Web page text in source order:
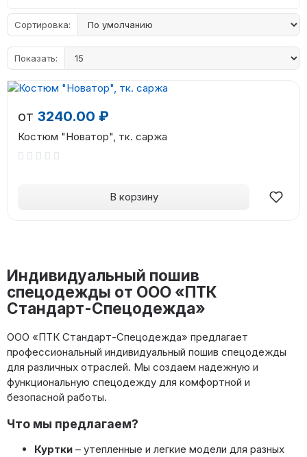
Сортировка:
Показать:
от 3240.00 ₽
Костюм "Новатор", тк. саржа
В корзину
Индивидуальный пошив
спецодежды от ООО «ПТК
Стандарт-Спецодежда»
ООО «ПТК Стандарт-Спецодежда» предлагает
профессиональный индивидуальный пошив спецодежды
для различных отраслей. Мы создаем надежную и
функциональную спецодежду для комфортной и
безопасной работы.
Что мы предлагаем?
Куртки – утепленные и легкие модели для разных